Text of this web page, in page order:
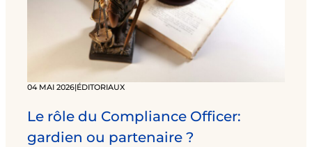
04 MAI 2026|ÉDITORIAUX
Le rôle du Compliance Officer:
gardien ou partenaire ?